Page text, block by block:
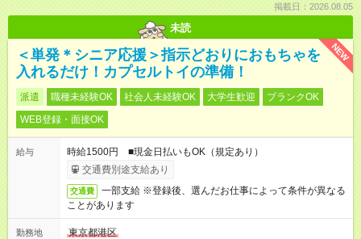
掲載日：2026.08.05
未読
NEW
＜単発＊シニア応援＞指示どおりにおもちゃを
入れるだけ！カプセルトイの準備！
派遣 職種未経験OK 社会人未経験OK 大学生歓迎
ブランクOK
WEB登録・面接OK
給与
時給1500円 ■現金日払いもOK（規定あり）
交通費別途支給あり
交通費
一部支給 ※登録後、選んだお仕事によって条件が異なる
ことがあります
勤務地
東京都港区